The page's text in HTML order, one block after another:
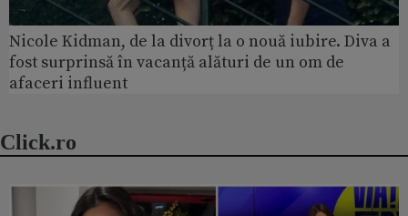
Nicole Kidman, de la divorț la o nouă iubire. Diva a
fost surprinsă în vacanță alături de un om de
afaceri influent
Click.ro